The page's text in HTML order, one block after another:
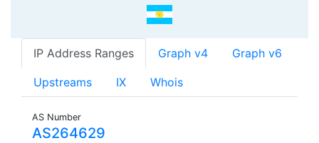
IP Address Ranges Graph v4 Graph v6
Upstreams IX Whois
AS Number
AS264629